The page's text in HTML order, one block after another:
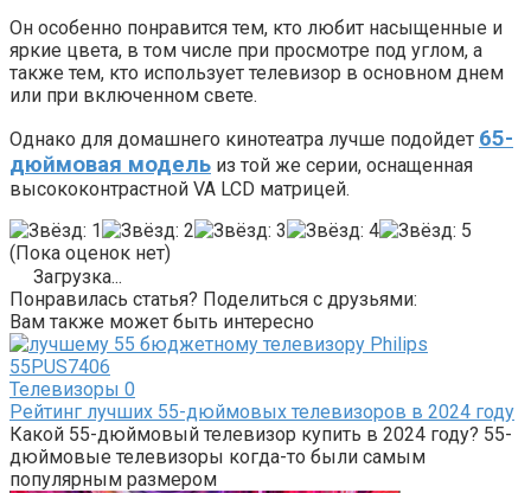
Он особенно понравится тем, кто любит насыщенные и
яркие цвета, в том числе при просмотре под углом, а
также тем, кто использует телевизор в основном днем ​​
или при включенном свете.
Однако для домашнего кинотеатра лучше подойдет 65-
дюймовая модель из той же серии, оснащенная
высококонтрастной VA LCD матрицей.
(Пока оценок нет)
Загрузка...
Понравилась статья? Поделиться с друзьями:
Вам также может быть интересно
Телевизоры 0
Рейтинг лучших 55-дюймовых телевизоров в 2024 году
Какой 55-дюймовый телевизор купить в 2024 году? 55-
дюймовые телевизоры когда-то были самым
популярным размером